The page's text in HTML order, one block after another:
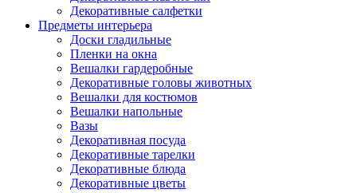
Декоративные салфетки
Предметы интерьера
Доски гладильные
Пленки на окна
Вешалки гардеробные
Декоративные головы животных
Вешалки для костюмов
Вешалки напольные
Вазы
Декоративная посуда
Декоративные тарелки
Декоративные блюда
Декоративные цветы